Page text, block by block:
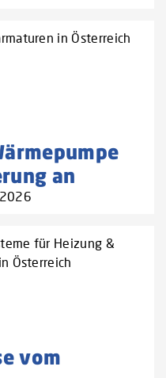
in Österreich
an
für Heizung &
Österreich
vom